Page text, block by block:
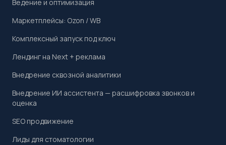
Ведение и оптимизация
Маркетплейсы: Ozon / WB
Комплексный запуск под ключ
Лендинг на Next + реклама
Внедрение сквозной аналитики
Внедрение ИИ ассистента — расшифровка звонков и
оценка
SEO продвижение
Лиды для стоматологии